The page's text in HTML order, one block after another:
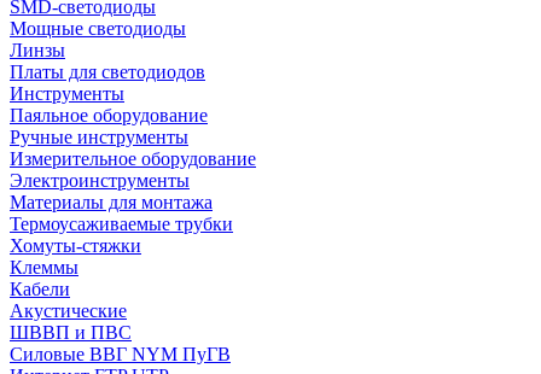
SMD-светодиоды
Мощные светодиоды
Линзы
Платы для светодиодов
Инструменты
Паяльное оборудование
Ручные инструменты
Измерительное оборудование
Электроинструменты
Материалы для монтажа
Термоусаживаемые трубки
Хомуты-стяжки
Клеммы
Кабели
Акустические
ШВВП и ПВС
Силовые ВВГ NYM ПуГВ